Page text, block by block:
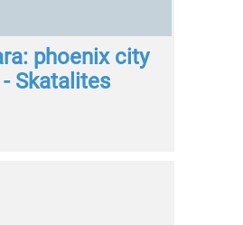
phoenix city
Skatalites